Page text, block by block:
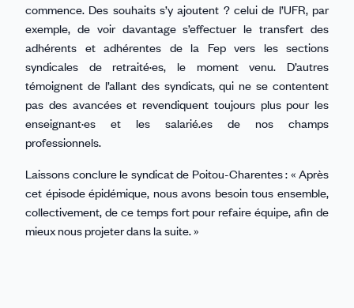
commence. Des souhaits s’y ajoutent ? celui de l’UFR, par
exemple, de voir davantage s’effectuer le transfert des
adhérents et adhérentes de la Fep vers les sections
syndicales de retraité·es, le moment venu. D’autres
témoignent de l’allant des syndicats, qui ne se contentent
pas des avancées et revendiquent toujours plus pour les
enseignant·es et les salarié.es de nos champs
professionnels.
Laissons conclure le syndicat de Poitou-Charentes : « Après
cet épisode épidémique, nous avons besoin tous ensemble,
collectivement, de ce temps fort pour refaire équipe, afin de
mieux nous projeter dans la suite. »